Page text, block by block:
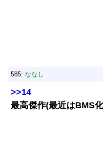
585: ななし
>>14
最高傑作(最近はBMS